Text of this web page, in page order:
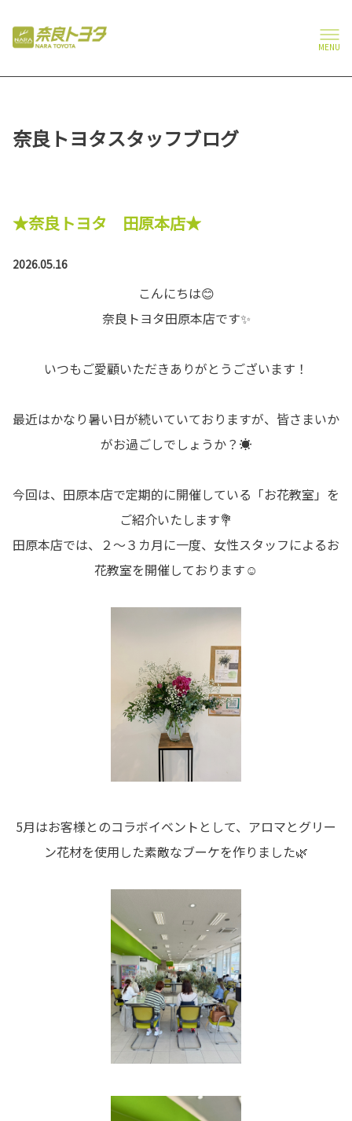
MENU
奈良トヨタスタッフブログ
★奈良トヨタ 田原本店★
2026.05.16
こんにちは😊
奈良トヨタ田原本店です✨
いつもご愛顧いただきありがとうございます！
最近はかなり暑い日が続いていておりますが、皆さまいか
がお過ごしでしょうか？☀️
今回は、田原本店で定期的に開催している「お花教室」を
ご紹介いたします💐
田原本店では、２～３カ月に一度、女性スタッフによるお
花教室を開催しております☺️
5月はお客様とのコラボイベントとして、アロマとグリー
ン花材を使用した素敵なブーケを作りました🌿